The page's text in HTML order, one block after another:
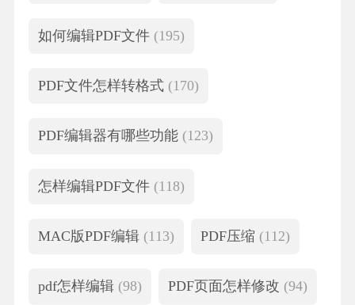
如何编辑PDF文件 (195)
PDF文件怎样转格式 (170)
PDF编辑器有哪些功能 (123)
怎样编辑PDF文件 (118)
MAC版PDF编辑 (113) PDF压缩 (112)
pdf怎样编辑 (98) PDF页面怎样修改 (94)